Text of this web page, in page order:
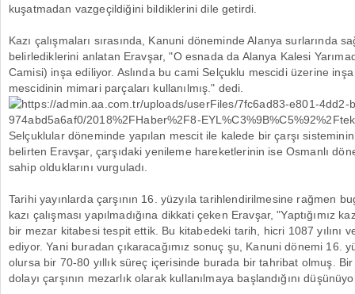
kuşatmadan vazgeçildiğini bildiklerini dile getirdi.
Kazı çalışmaları sırasında, Kanuni döneminde Alanya surlarında
belirlediklerini anlatan Eravşar, "O esnada da Alanya Kalesi
Camisi) inşa ediliyor. Aslında bu cami Selçuklu mescidi üzerine
mescidinin mimari parçaları kullanılmış." dedi.
Selçuklular döneminde yapılan mescit ile kalede bir çarşı
belirten Eravşar, çarşıdaki yenileme hareketlerinin ise Osmanlı
sahip olduklarını vurguladı.
Tarihi yayınlarda çarşının 16. yüzyıla tarihlendirilmesine rağmen
kazı çalışması yapılmadığına dikkati çeken Eravşar, "Yaptığımız
bir mezar kitabesi tespit ettik. Bu kitabedeki tarih, hicri 1087 yılını
ediyor. Yani buradan çıkaracağımız sonuç şu, Kanuni dönemi 16.
olursa bir 70-80 yıllık süreç içerisinde burada bir tahribat olmuş.
dolayı çarşının mezarlık olarak kullanılmaya başlandığını